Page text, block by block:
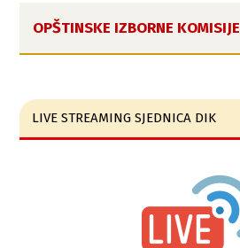
OPŠTINSKE IZBORNE KOMISIJE
LIVE STREAMING SJEDNICA DIK